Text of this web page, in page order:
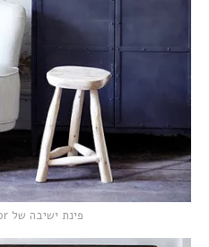
פינת ישיבה של House Doctor